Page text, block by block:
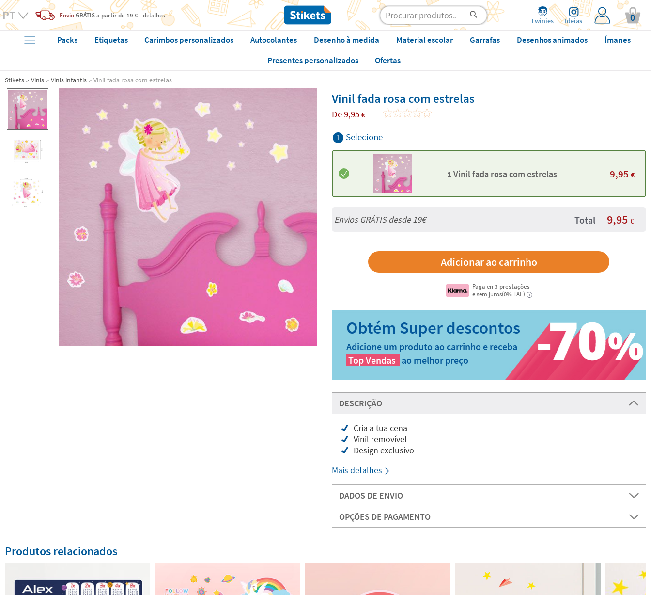
EnvioGRÁTISa partir de 19 € detalhes
Twinies Ideias 0
Packs Etiquetas Carimbos personalizados Autocolantes Desenho à medida Material escolar Garrafas Desenhos animados
Ímanes
Presentes personalizados
Ofertas
Stikets Vinis Vinis infantis Vinil fada rosa com estrelas
Vinil fada rosa com estrelas
De9,95 €
1 Selecione
1 Vinil fada rosa com estrelas 9,95 €
Envios GRÁTIS desde 19€ Total 9,95 €
Paga en3 prestações
e sem juros(0% TAE)
i
Adicione um produto ao carrinho e receba
Top Vendas ao melhor preço
DESCRIÇÃO
Cria a tua cena
Vinil removível
Design exclusivo
Mais detalhes
DADOS DE ENVIO
OPÇÕES DE PAGAMENTO
Produtos relacionados